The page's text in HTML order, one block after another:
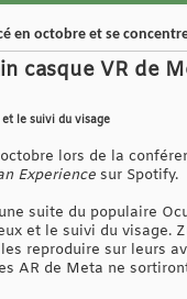
en octobre et se
casque VR de
le suivi du visage
lors de la
Experience sur Spotify.
suite du populaire
et le suivi du visage.
reproduire sur leurs
AR de Meta ne